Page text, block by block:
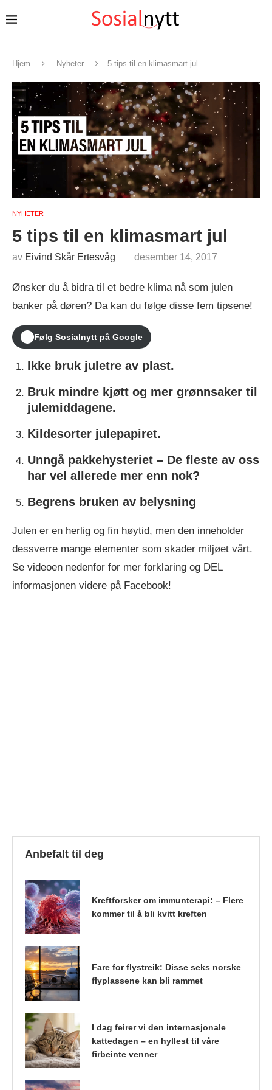
Hjem Nyheter 5 tips til en klimasmart jul
NYHETER
5 tips til en klimasmart jul
av Eivind Skår Ertesvåg desember 14, 2017
Ønsker du å bidra til et bedre klima nå som julen
banker på døren? Da kan du følge disse fem tipsene!
Følg Sosialnytt på Google
Ikke bruk juletre av plast.
Bruk mindre kjøtt og mer grønnsaker til
julemiddagene.
Kildesorter julepapiret.
Unngå pakkehysteriet – De fleste av oss
har vel allerede mer enn nok?
Begrens bruken av belysning
Julen er en herlig og fin høytid, men den inneholder
dessverre mange elementer som skader miljøet vårt.
Se videoen nedenfor for mer forklaring og DEL
informasjonen videre på Facebook!
Anbefalt til deg
Kreftforsker om immunterapi: – Flere
kommer til å bli kvitt kreften
Fare for flystreik: Disse seks norske
flyplassene kan bli rammet
I dag feirer vi den internasjonale
kattedagen – en hyllest til våre
firbeinte venner